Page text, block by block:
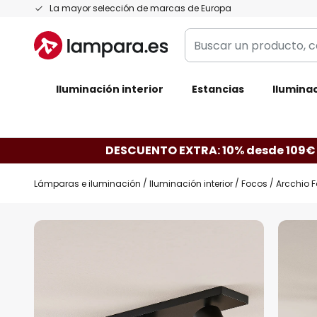
La mayor selección de marcas de Europa
Ir
contenido
Buscar
un
categoría,
Iluminación interior Estancias
DESCUENTO EXTRA: 10% desde
Lámparas e iluminación Iluminación interior Focos Arcchio
Saltar